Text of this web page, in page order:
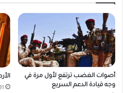
أصوات الغضب ترتفع لأول مرة في
وجه قيادة الدعم السريع
31 يوليو، 2026